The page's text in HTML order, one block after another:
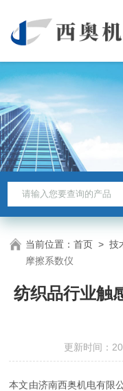
当前位置：首页 >技
摩擦系数仪
纺织品行业触
更新时间：
本文由济南西奥机电有限